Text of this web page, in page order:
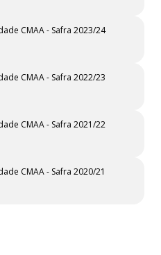
CMAA - Safra 2023/24
CMAA - Safra 2022/23
CMAA - Safra 2021/22
CMAA - Safra 2020/21